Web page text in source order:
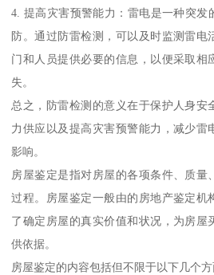
4. 提高灾害预警能力：雷电是一种突发
防。通过防雷检测，可以及时监测雷电
门和人员提供必要的信息，以便采取相
失。
总之，防雷检测的意义在于保护人身安
力供应以及提高灾害预警能力，减少雷
影响。
房屋鉴定是指对房屋的各项条件、质量
过程。房屋鉴定一般由的房地产鉴定机
了确定房屋的真实价值和状况，为房屋
供依据。
房屋鉴定的内容包括但不限于以下几个方